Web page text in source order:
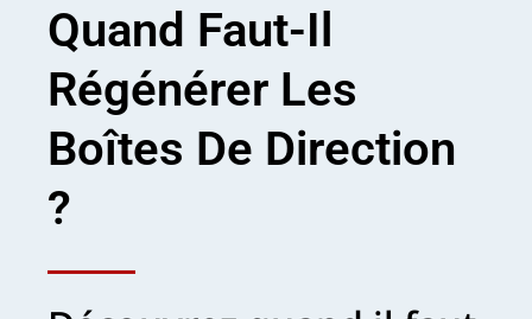
Quand Faut-Il
Régénérer Les
Boîtes De Direction
?